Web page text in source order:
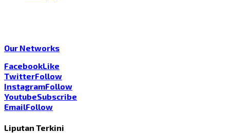
Our Networks
FacebookLike
TwitterFollow
InstagramFollow
YoutubeSubscribe
EmailFollow
Liputan Terkini